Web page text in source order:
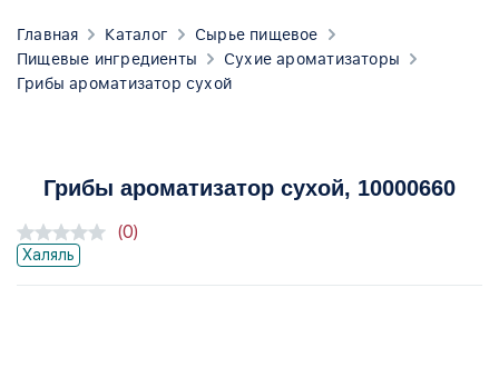
Главная Каталог
Сырье пищевое
Пищевые ингредиенты
Сухие ароматизаторы
Грибы ароматизатор сухой
Грибы ароматизатор сухой, 10000660
Халяль
(0)